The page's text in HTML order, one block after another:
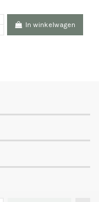
In winkelwagen